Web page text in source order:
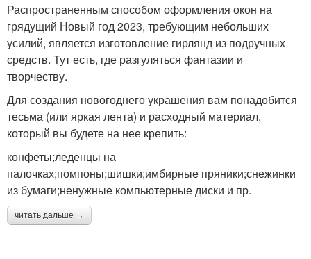
Распространенным способом оформления окон на
грядущий Новый год 2023, требующим небольших
усилий, является изготовление гирлянд из подручных
средств. Тут есть, где разгуляться фантазии и
творчеству.
Для создания новогоднего украшения вам понадобится
тесьма (или яркая лента) и расходный материал,
который вы будете на нее крепить:
конфеты;леденцы на
палочках;помпоны;шишки;имбирные пряники;снежинки
из бумаги;ненужные компьютерные диски и пр.
читать дальше →